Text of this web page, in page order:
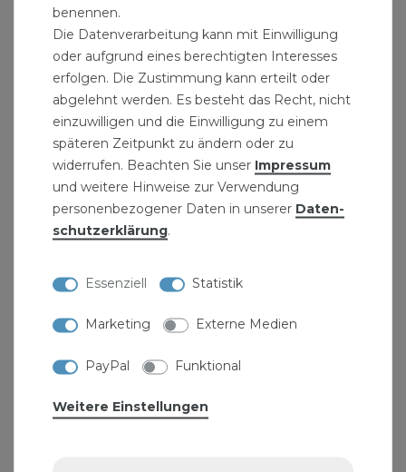
Heizkörperthermostat "Comet Wifi WLAN"
39,90 € *
benennen.
Die Datenverarbeitung kann mit Einwilligung
oder aufgrund eines berechtigten Interesses
erfolgen. Die Zustimmung kann erteilt oder
abgelehnt werden. Es besteht das Recht, nicht
einzuwilligen und die Einwilligung zu einem
späteren Zeitpunkt zu ändern oder zu
widerrufen. Beachten Sie unser Impressum
und weitere Hinweise zur Verwendung
personenbezogener Daten in unserer Daten­
schutz­erklärung.
Essenziell Statistik
Marketing Externe Medien
PayPal Funktional
Weitere Einstellungen